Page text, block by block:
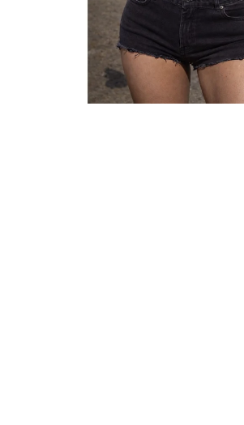
T9HC HERBAL MIX RASPBERRY
CHEMDAWG AROMATIC STICK